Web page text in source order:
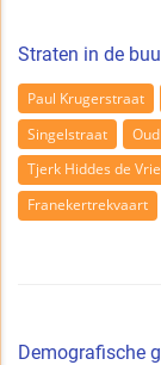
Straten in de
Paul Krugerstraat
Singelstraat
Tjerk Hiddes de
Franekertrekvaart
Demografische